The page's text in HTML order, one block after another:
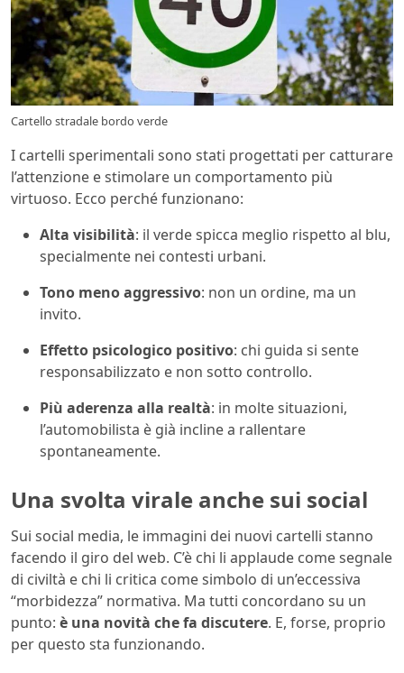
Cartello stradale bordo verde
I cartelli sperimentali sono stati progettati per catturare
l’attenzione e stimolare un comportamento più
virtuoso. Ecco perché funzionano:
Alta visibilità: il verde spicca meglio rispetto al blu,
specialmente nei contesti urbani.
Tono meno aggressivo: non un ordine, ma un
invito.
Effetto psicologico positivo: chi guida si sente
responsabilizzato e non sotto controllo.
Più aderenza alla realtà: in molte situazioni,
l’automobilista è già incline a rallentare
spontaneamente.
Una svolta virale anche sui social
Sui social media, le immagini dei nuovi cartelli stanno
facendo il giro del web. C’è chi li applaude come segnale
di civiltà e chi li critica come simbolo di un’eccessiva
“morbidezza” normativa. Ma tutti concordano su un
punto: è una novità che fa discutere. E, forse, proprio
per questo sta funzionando.